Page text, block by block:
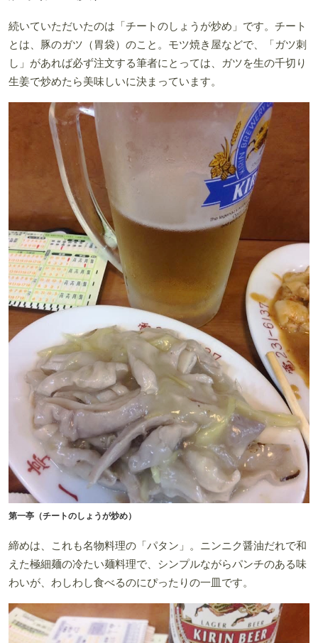
続いていただいたのは「チートのしょうが炒め」です。チート
とは、豚のガツ（胃袋）のこと。モツ焼き屋などで、「ガツ刺
し」があれば必ず注文する筆者にとっては、ガツを生の千切り
生姜で炒めたら美味しいに決まっています。
第一亭（チートのしょうが炒め）
締めは、これも名物料理の「パタン」。ニンニク醤油だれで和
えた極細麺の冷たい麺料理で、シンプルながらパンチのある味
わいが、わしわし食べるのにぴったりの一皿です。